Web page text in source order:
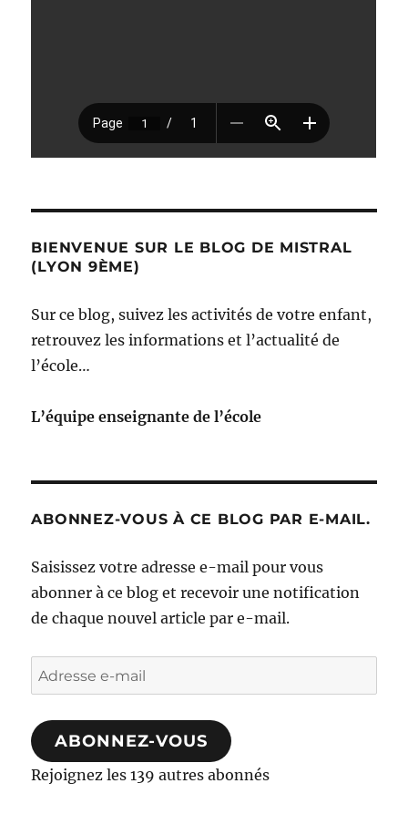
BIENVENUE SUR LE BLOG DE MISTRAL
(LYON 9ÈME)
Sur ce blog, suivez les activités de votre enfant,
retrouvez les informations et l’actualité de
l’école…
L’équipe enseignante de l’école
ABONNEZ-VOUS À CE BLOG PAR E-MAIL.
Saisissez votre adresse e-mail pour vous
abonner à ce blog et recevoir une notification
de chaque nouvel article par e-mail.
Adresse
e-
mail
ABONNEZ-VOUS
Rejoignez les 139 autres abonnés